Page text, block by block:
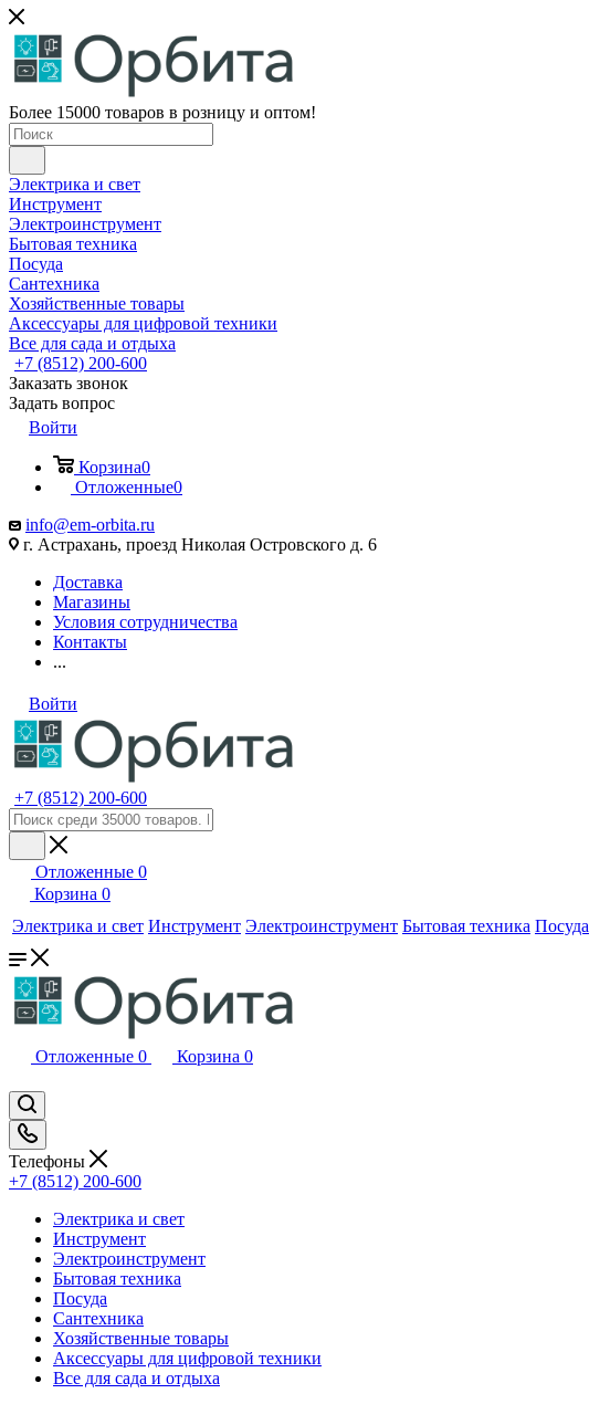
Более 15000 товаров в розницу и оптом!
Электрика и свет
Инструмент
Электроинструмент
Бытовая техника
Посуда
Сантехника
Хозяйственные товары
Аксессуары для цифровой техники
Все для сада и отдыха
+7 (8512) 200-600
Заказать звонок
Задать вопрос
Войти
Корзина0
Отложенные0
info@em-orbita.ru
г. Астрахань, проезд Николая Островского д. 6
Доставка
Магазины
Условия сотрудничества
Контакты
...
Войти
+7 (8512) 200-600
Отложенные 0
Корзина 0
Электрика и свет Инструмент Электроинструмент Бытовая техника Посуда
Отложенные 0 Корзина 0
Телефоны
+7 (8512) 200-600
Электрика и свет
Инструмент
Электроинструмент
Бытовая техника
Посуда
Сантехника
Хозяйственные товары
Аксессуары для цифровой техники
Все для сада и отдыха